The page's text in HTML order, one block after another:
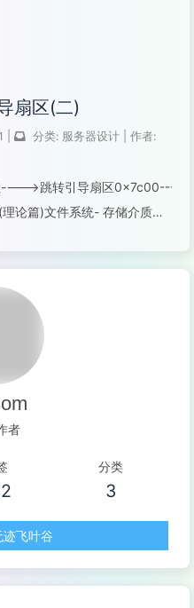
扇区(二)
分类: 服务器设计
作者:
---->跳转引导扇区0x7c00----
论篇)文件系统- 存储介质上
者
分类
3
迹飞叶谷